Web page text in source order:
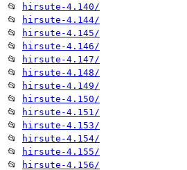
📂
hirsute-4.140/
📂
hirsute-4.144/
📂
hirsute-4.145/
📂
hirsute-4.146/
📂
hirsute-4.147/
📂
hirsute-4.148/
📂
hirsute-4.149/
📂
hirsute-4.150/
📂
hirsute-4.151/
📂
hirsute-4.153/
📂
hirsute-4.154/
📂
hirsute-4.155/
📂
hirsute-4.156/